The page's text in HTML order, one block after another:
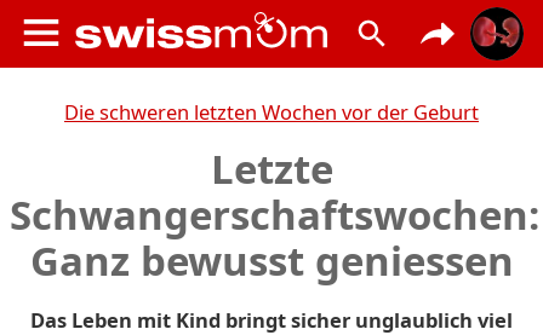
Die schweren letzten Wochen vor der Geburt
Letzte
Schwangerschaftswochen:
Ganz bewusst geniessen
Das Leben mit Kind bringt sicher unglaublich viel